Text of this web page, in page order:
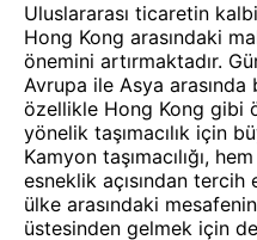
Uluslararası ticaretin
Hong Kong arasındaki
önemini artırmaktadır.
Avrupa ile Asya
özellikle Hong Kong gibi
yönelik taşımacılık için
Kamyon taşımacılığı,
esneklik açısından
ülke arasındaki
üstesinden gelmek için